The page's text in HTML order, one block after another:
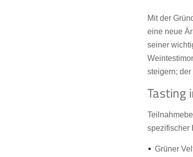
Mit der
eine neue
seiner
steigern; der
Tasting
spezifischer
Grüner